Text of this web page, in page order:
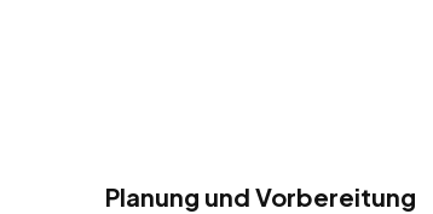
Planung und Vorbereitung